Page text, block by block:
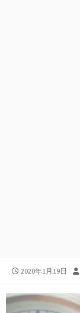
公
日
2020年1月19日